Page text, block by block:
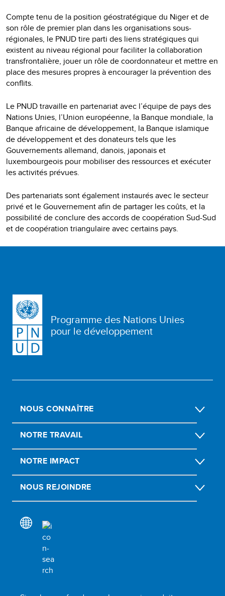
Compte tenu de la position géostratégique du Niger et de
son rôle de premier plan dans les organisations sous-
régionales, le PNUD tire parti des liens stratégiques qui
existent au niveau régional pour faciliter la collaboration
transfrontalière, jouer un rôle de coordonnateur et mettre en
place des mesures propres à encourager la prévention des
conflits.
Le PNUD travaille en partenariat avec l’équipe de pays des
Nations Unies, l’Union européenne, la Banque mondiale, la
Banque africaine de développement, la Banque islamique
de développement et des donateurs tels que les
Gouvernements allemand, danois, japonais et
luxembourgeois pour mobiliser des ressources et exécuter
les activités prévues.
Des partenariats sont également instaurés avec le secteur
privé et le Gouvernement afin de partager les coûts, et la
possibilité de conclure des accords de coopération Sud-Sud
et de coopération triangulaire avec certains pays.
Programme des Nations Unies
pour le développement
NOUS CONNAÎTRE
NOTRE TRAVAIL
NOTRE IMPACT
NOUS REJOINDRE